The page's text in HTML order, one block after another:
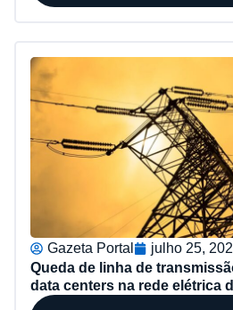
Gazeta Portal julho 25,
Queda de linha de
data centers na rede elétrica